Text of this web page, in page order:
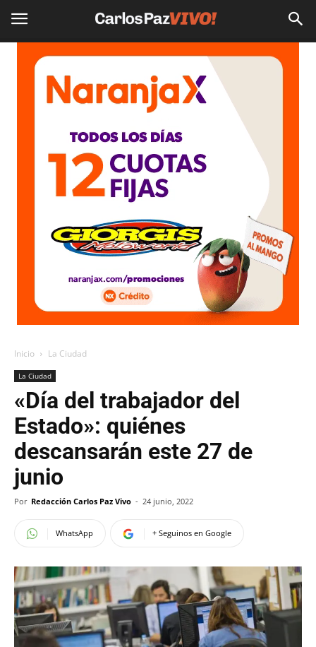
Inicio La Ciudad
La Ciudad
«Día del trabajador del
Estado»: quiénes
descansarán este 27 de
junio
Por Redacción Carlos Paz Vivo - 24 junio, 2022
WhatsApp + Seguinos en Google